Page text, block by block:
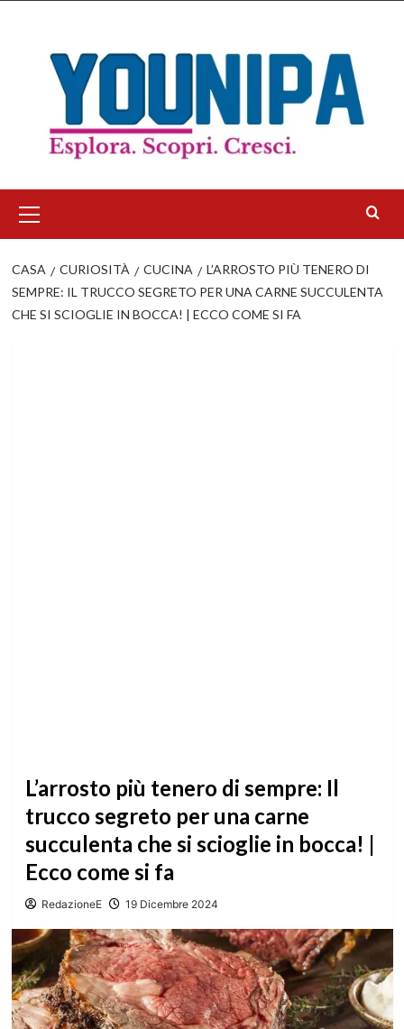
contenuto
principale
CASA CURIOSITÀ CUCINA
L’ARROSTO PIÙ TENERO DI
SEMPRE: IL TRUCCO SEGRETO PER UNA CARNE SUCCULENTA
CHE SI SCIOGLIE IN BOCCA! | ECCO COME SI FA
L’arrosto più tenero di sempre: Il
trucco segreto per una carne
succulenta che si scioglie in bocca! |
Ecco come si fa
RedazioneE 19 Dicembre 2024